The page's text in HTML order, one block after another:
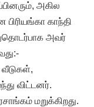
அகில
காந்தி
அவர்
வீடுகள்,
விட்டனர்.
மறுக்கிறது.